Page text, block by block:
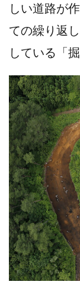
しい道路が
ての繰り返
している「